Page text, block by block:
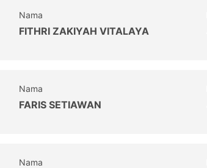
Nama
FITHRI ZAKIYAH VITALAYA
Nama
FARIS SETIAWAN
Nama